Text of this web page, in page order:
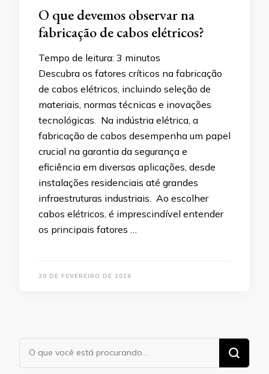
O que devemos observar na
fabricação de cabos elétricos?
Tempo de leitura: 3 minutos
Descubra os fatores críticos na fabricação
de cabos elétricos, incluindo seleção de
materiais, normas técnicas e inovações
tecnológicas. Na indústria elétrica, a
fabricação de cabos desempenha um papel
crucial na garantia da segurança e
eficiência em diversas aplicações, desde
instalações residenciais até grandes
infraestruturas industriais. Ao escolher
cabos elétricos, é imprescindível entender
os principais fatores …
20 DE FEVEREIRO DE 2026
Procurando
algo?